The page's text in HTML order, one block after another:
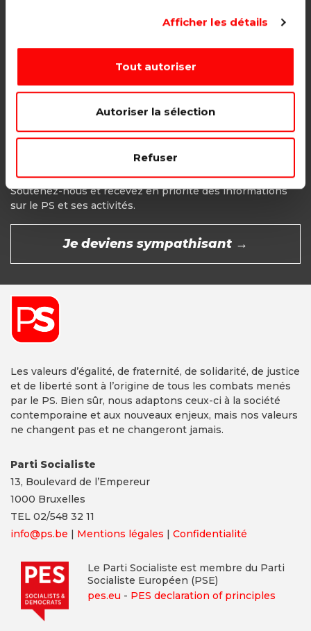
Afficher les détails
Tout autoriser
Autoriser la sélection
Refuser
Adhésion étudiant, pensionné, en
CHOISIR →
Soutenez-nous et recevez en priorité des informations
sur le PS et ses activités.
Je deviens sympathisant →
Les valeurs d’égalité, de fraternité, de solidarité, de justice
et de liberté sont à l’origine de tous les combats menés
par le PS. Bien sûr, nous adaptons ceux-ci à la société
contemporaine et aux nouveaux enjeux, mais nos valeurs
ne changent pas et ne changeront jamais.
Parti Socialiste
13, Boulevard de l’Empereur
1000 Bruxelles
TEL 02/548 32 11
info@ps.be | Mentions légales | Confidentialité
Le Parti Socialiste est membre du Parti
Socialiste Européen (PSE)
pes.eu - PES declaration of principles